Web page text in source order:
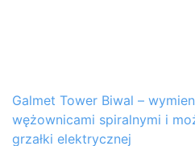
Galmet Tower Biwal –
wężownicami spiralnymi i
grzałki elektrycznej